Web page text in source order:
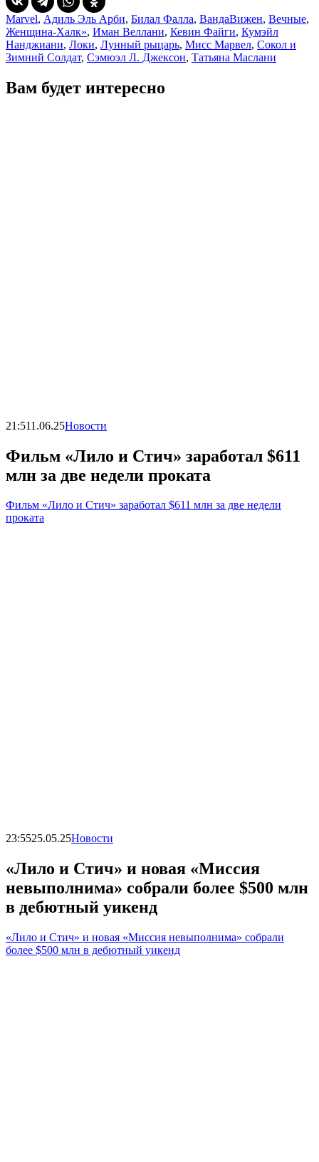
Marvel, Адиль Эль Арби, Билал Фалла, ВандаВижен, Вечные,
Женщина-Халк», Иман Веллани, Кевин Файги, Кумэйл
Нанджиани, Локи, Лунный рыцарь, Мисс Марвел, Сокол и
Зимний Солдат, Сэмюэл Л. Джексон, Татьяна Маслани
Вам будет интересно
21:511.06.25Новости
Фильм «Лило и Стич» заработал $611
млн за две недели проката
Фильм «Лило и Стич» заработал $611 млн за две недели
проката
23:5525.05.25Новости
«Лило и Стич» и новая «Миссия
невыполнима» собрали более $500 млн
в дебютный уикенд
«Лило и Стич» и новая «Миссия невыполнима» собрали
более $500 млн в дебютный уикенд